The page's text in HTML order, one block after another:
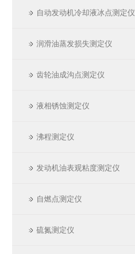
自动发动机冷却液冰点测定仪
润滑油蒸发损失测定仪
齿轮油成沟点测定仪
液相锈蚀测定仪
沸程测定仪
发动机油表观粘度测定仪
自燃点测定仪
硫氮测定仪